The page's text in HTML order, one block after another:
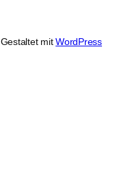
Gestaltet mitWordPress